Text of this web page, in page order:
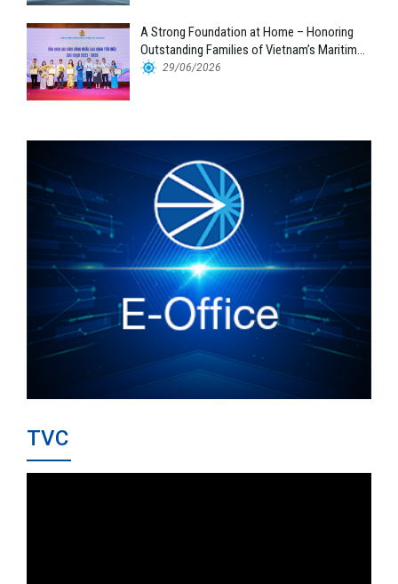
A Strong Foundation at Home – Honoring
Outstanding Families of Vietnam’s Maritime
Workforce
29/06/2026
TVC